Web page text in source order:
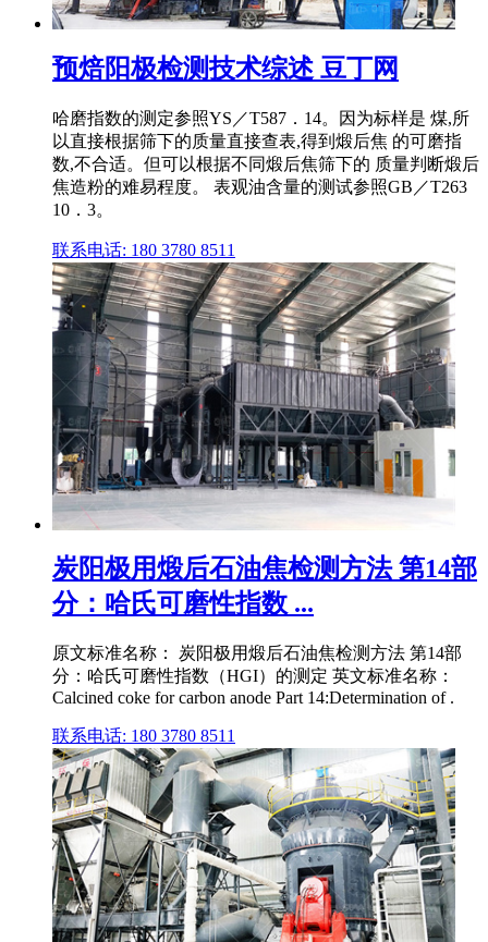
预焙阳极检测技术综述 豆丁网
哈磨指数的测定参照YS／T587．14。因为标样是 煤,所
以直接根据筛下的质量直接查表,得到煅后焦 的可磨指
数,不合适。但可以根据不同煅后焦筛下的 质量判断煅后
焦造粉的难易程度。 表观油含量的测试参照GB／T263
10．3。
联系电话: 180 3780 8511
炭阳极用煅后石油焦检测方法 第14部
分：哈氏可磨性指数 ...
原文标准名称： 炭阳极用煅后石油焦检测方法 第14部
分：哈氏可磨性指数（HGI）的测定 英文标准名称：
Calcined coke for carbon anode Part 14:Determination of .
联系电话: 180 3780 8511